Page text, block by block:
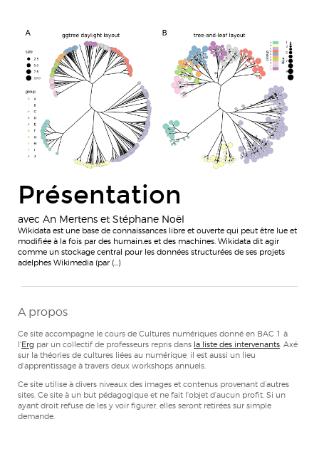
Présentation
avec An Mertens et Stéphane Noël
Wikidata est une base de connaissances libre et ouverte qui peut être lue et
modifiée à la fois par des humain.es et des machines. Wikidata dit agir
comme un stockage central pour les données structurées de ses projets
adelphes Wikimedia (par (…)
A propos
Ce site accompagne le cours de Cultures numériques donné en BAC 1 à
l'Erg par un collectif de professeurs repris dans la liste des intervenants. Axé
sur la théories de cultures liées au numérique, il est aussi un lieu
d'apprentissage à travers deux workshops annuels.
Ce site utilise à divers niveaux des images et contenus provenant d’autres
sites. Ce site à un but pédagogique et ne fait l'objet d'aucun profit. Si un
ayant droit refuse de les y voir figurer, elles seront retirées sur simple
demande.